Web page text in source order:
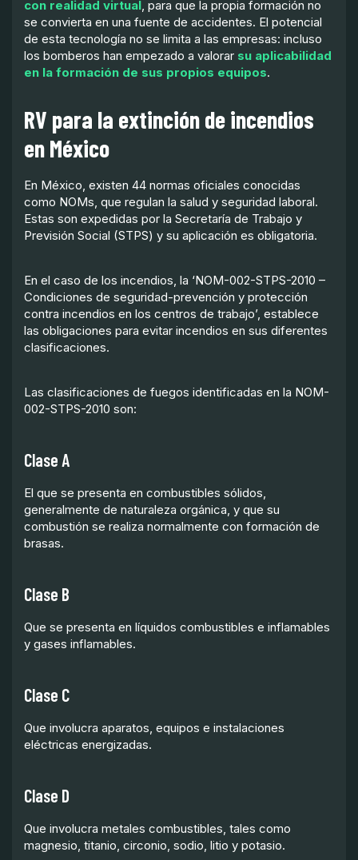
con realidad virtual, para que la propia formación no
se convierta en una fuente de accidentes. El potencial
de esta tecnología no se limita a las empresas: incluso
los bomberos han empezado a valorar su aplicabilidad
en la formación de sus propios equipos.
RV para la extinción de incendios
en México
En México, existen 44 normas oficiales conocidas
como NOMs, que regulan la salud y seguridad laboral.
Estas son expedidas por la Secretaría de Trabajo y
Previsión Social (STPS) y su aplicación es obligatoria.
En el caso de los incendios, la ‘NOM-002-STPS-2010 –
Condiciones de seguridad-prevención y protección
contra incendios en los centros de trabajo’, establece
las obligaciones para evitar incendios en sus diferentes
clasificaciones.
Las clasificaciones de fuegos identificadas en la NOM-
002-STPS-2010 son:
Clase A
El que se presenta en combustibles sólidos,
generalmente de naturaleza orgánica, y que su
combustión se realiza normalmente con formación de
brasas.
Clase B
Que se presenta en líquidos combustibles e inflamables
y gases inflamables.
Clase C
Que involucra aparatos, equipos e instalaciones
eléctricas energizadas.
Clase D
Que involucra metales combustibles, tales como
magnesio, titanio, circonio, sodio, litio y potasio.